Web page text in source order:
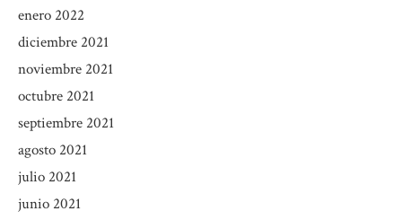
enero 2022
diciembre 2021
noviembre 2021
octubre 2021
septiembre 2021
agosto 2021
julio 2021
junio 2021